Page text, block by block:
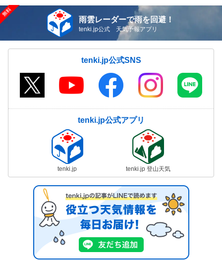
雨雲レーダーで雨を回避！
tenki.jp公式 天気予報アプリ
tenki.jp公式SNS
tenki.jp公式アプリ
tenki.jp tenki.jp 登山天気